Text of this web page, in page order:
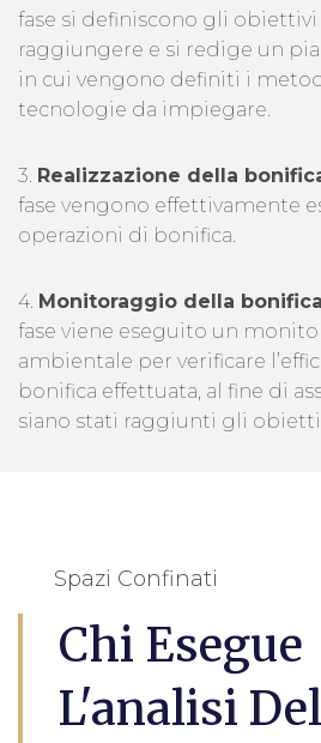
fase si definiscono gli obiettivi
raggiungere e si redige un
in cui vengono definiti i
tecnologie da impiegare.
3. Realizzazione della
fase vengono effettivamente
operazioni di bonifica.
4. Monitoraggio della bonifica
fase viene eseguito un
ambientale per verificare
bonifica effettuata, al fine di
siano stati raggiunti gli
Spazi Confinati
Chi Esegue
L'analisi